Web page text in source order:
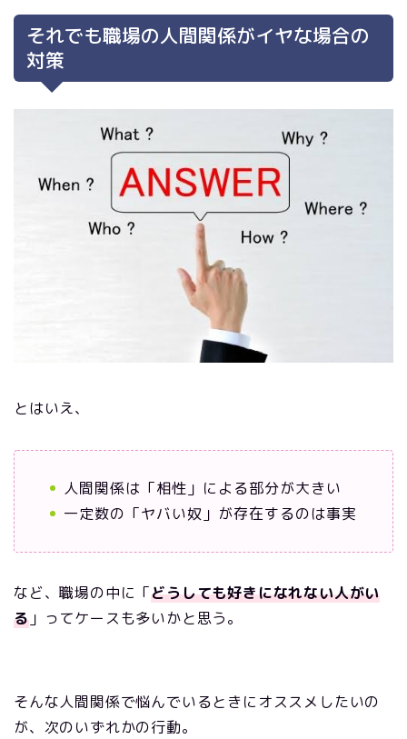
それでも職場の人間関係がイヤな場合の
対策
とはいえ、
人間関係は「相性」による部分が大きい
一定数の「ヤバい奴」が存在するのは事実
など、職場の中に「どうしても好きになれない人がい
る」ってケースも多いかと思う。
そんな人間関係で悩んでいるときにオススメしたいの
が、次のいずれかの行動。